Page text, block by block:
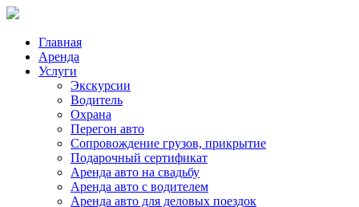
Главная
Аренда
Услуги
Экскурсии
Водитель
Охрана
Перегон авто
Сопровождение грузов, прикрытие
Подарочный сертификат
Аренда авто на свадьбу
Аренда авто с водителем
Аренда авто для деловых поездок